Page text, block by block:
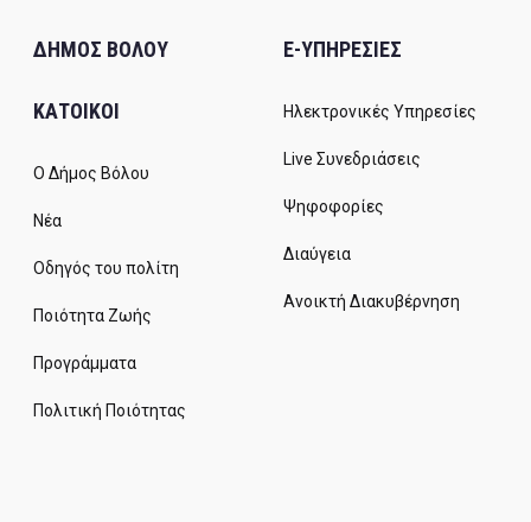
ΔΗΜΟΣ ΒΟΛΟΥ
ΚΑΤΟΙΚΟΙ
Ο Δήμος Βόλου
Νέα
Οδηγός του πολίτη
Ποιότητα Ζωής
Προγράμματα
Πολιτική Ποιότητας
E-ΥΠΗΡΕΣΙΕΣ
Ηλεκτρονικές Υπηρεσίες
Live Συνεδριάσεις
Ψηφοφορίες
Διαύγεια
Ανοικτή Διακυβέρνηση